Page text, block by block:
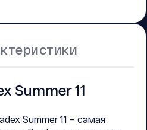
Summer 11
Summer 11 – самая